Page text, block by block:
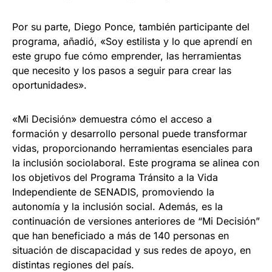
Por su parte, Diego Ponce, también participante del
programa, añadió, «Soy estilista y lo que aprendí en
este grupo fue cómo emprender, las herramientas
que necesito y los pasos a seguir para crear las
oportunidades».
«Mi Decisión» demuestra cómo el acceso a
formación y desarrollo personal puede transformar
vidas, proporcionando herramientas esenciales para
la inclusión sociolaboral. Este programa se alinea con
los objetivos del Programa Tránsito a la Vida
Independiente de SENADIS, promoviendo la
autonomía y la inclusión social. Además, es la
continuación de versiones anteriores de “Mi Decisión”
que han beneficiado a más de 140 personas en
situación de discapacidad y sus redes de apoyo, en
distintas regiones del país.